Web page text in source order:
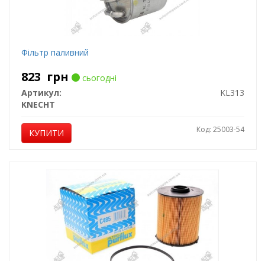
Фільтр паливний
823 грн
сьогодні
Артикул:
KL313
KNECHT
КУПИТИ Код: 25003-54